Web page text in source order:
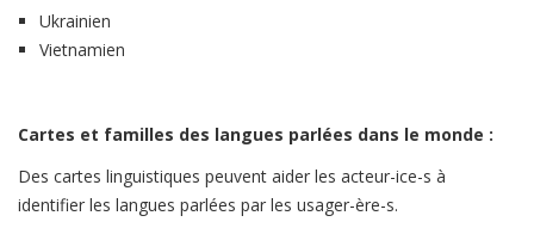
Ukrainien
Vietnamien
Cartes et familles des langues parlées dans le monde :
Des cartes linguistiques peuvent aider les acteur-ice-s à
identifier les langues parlées par les usager-ère-s.